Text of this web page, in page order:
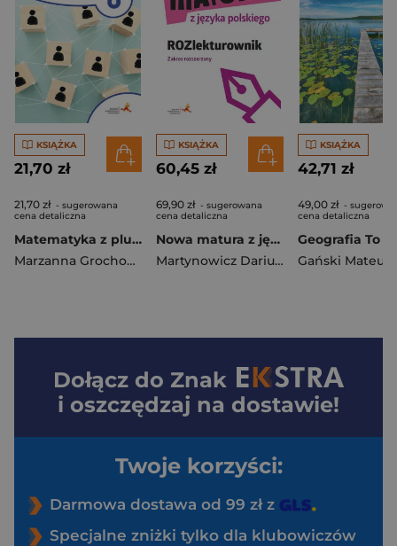
KSIĄŻKA
21,70 zł
21,70 zł - sugerowana
cena detaliczna
Matematyka z plusem lekcje powtórzeniowe dla klasy 6 szkoła podstawowa wersja 2
Marzanna Grochowalska
KSIĄŻKA
60,45 zł
69,90 zł - sugerowana
cena detaliczna
Nowa matura z języka polskiego ROZlekturownik Zakres rozszerzony
Martynowicz Dariusz
KSIĄŻKA
42,71 zł
49,00 zł -
cena detaliczna
Gański Mateusz
Dołącz do Znak
i oszczędzaj na dostawie!
Twoje korzyści:
Darmowa dostawa od 99 zł z
Specjalne zniżki tylko dla klubowiczów